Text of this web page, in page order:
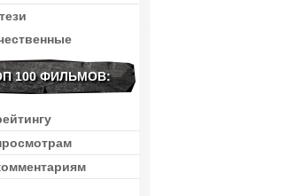
100 ФИЛЬМОВ: